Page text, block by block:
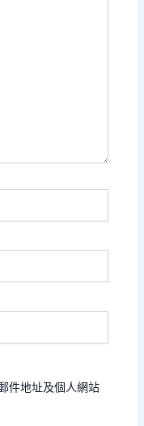
件地址及個人網站